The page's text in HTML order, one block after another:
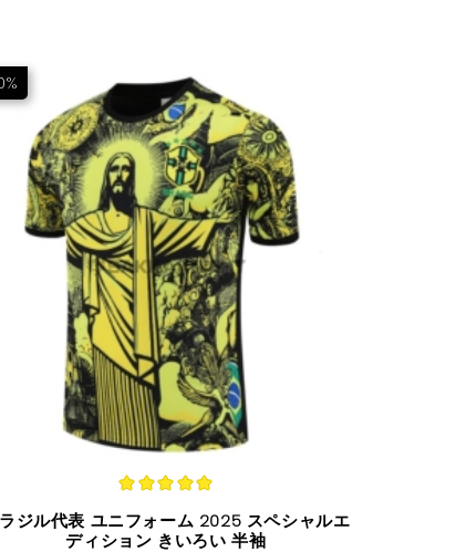
表 ユニフォーム 2025 スペシャルエ
ディション きいろい 半袖